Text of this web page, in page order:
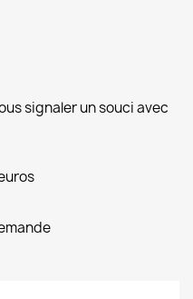
signaler un souci avec